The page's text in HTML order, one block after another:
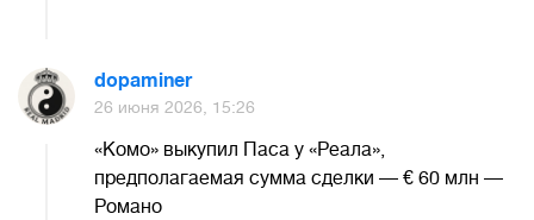
dopaminer
26 июня 2026, 15:26
«Комо» выкупил Паса у «Реала»,
предполагаемая сумма сделки — € 60 млн —
Романо